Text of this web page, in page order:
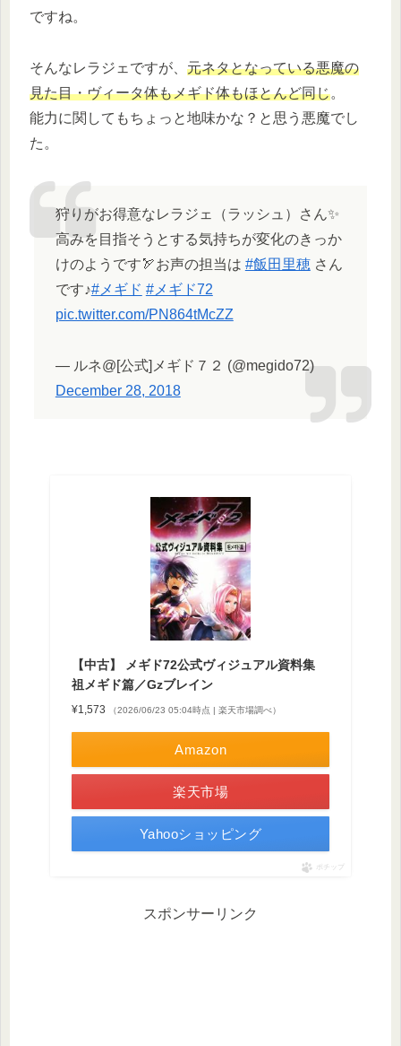
ですね。
そんなレラジェですが、 元ネタとなっている悪魔の
見た目・ヴィータ体もメギド体もほとんど同じ。
能力に関してもちょっと地味かな？と思う悪魔でし
た。
狩りがお得意なレラジェ（ラッシュ）さん✨
高みを目指そうとする気持ちが変化のきっか
けのようです🏹お声の担当は #飯田里穂さん
です♪#メギド #メギド72
pic.twitter.com/PN864tMcZZ
— ルネ@[公式]メギド７２ (@megido72)
December 28, 2018
【中古】 メギド72公式ヴィジュアル資料集
祖メギド篇／Gzブレイン
¥1,573 （2026/06/23 05:04時点 | 楽天市場調べ）
Amazon
楽天市場
Yahooショッピング
ポチップ
スポンサーリンク